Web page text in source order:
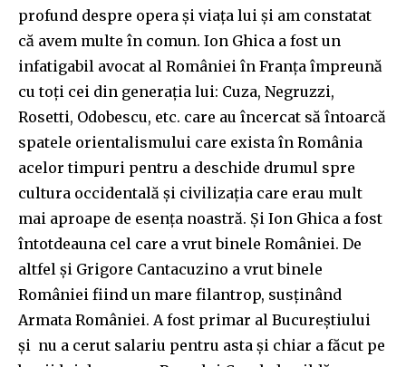
profund despre opera și viața lui și am constatat
că avem multe în comun. Ion Ghica a fost un
infatigabil avocat al României în Franța împreună
cu toți cei din generația lui: Cuza, Negruzzi,
Rosetti, Odobescu, etc. care au încercat să întoarcă
spatele orientalismului care exista în România
acelor timpuri pentru a deschide drumul spre
cultura occidentală și civilizația care erau mult
mai aproape de esența noastră. Și Ion Ghica a fost
întotdeauna cel care a vrut binele României. De
altfel și Grigore Cantacuzino a vrut binele
României fiind un mare filantrop, susținând
Armata României. A fost primar al Bucureștiului
și nu a cerut salariu pentru asta și chiar a făcut pe